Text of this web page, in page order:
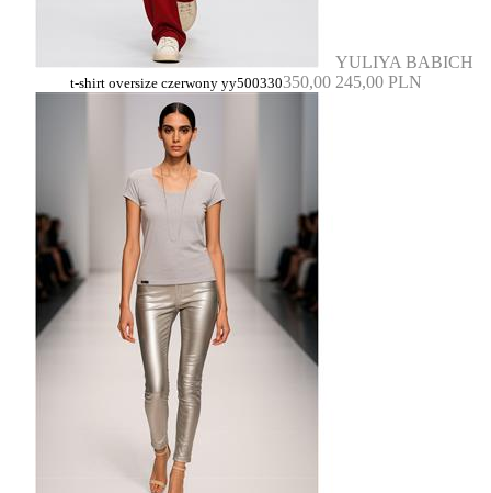
YULIYA BABICH
t-shirt oversize czerwony yy500330350,00 245,00 PLN